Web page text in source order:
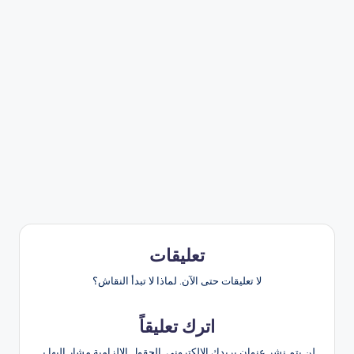
تعليقات
لا تعليقات حتى الآن. لماذا لا تبدأ النقاش؟
اترك تعليقاً